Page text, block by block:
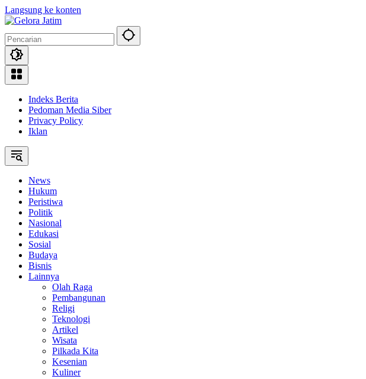
Langsung ke konten
Indeks Berita
Pedoman Media Siber
Privacy Policy
Iklan
News
Hukum
Peristiwa
Politik
Nasional
Edukasi
Sosial
Budaya
Bisnis
Lainnya
Olah Raga
Pembangunan
Religi
Teknologi
Artikel
Wisata
Pilkada Kita
Kesenian
Kuliner